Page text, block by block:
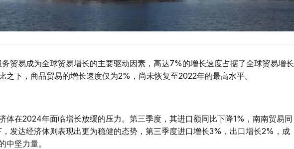
贸易成为全球贸易增长的主要驱动因素，高达7%的增长速度占据了全球贸易增长
之下，商品贸易的增长速度仅为2%，尚未恢复至2022年的最高水平。
体在2024年面临增长放缓的压力。第三季度，其进口额同比下降1%，南南贸易同
发达经济体则表现出更为稳健的态势，第三季度进口增长3%，出口增长2%，成
中坚力量。